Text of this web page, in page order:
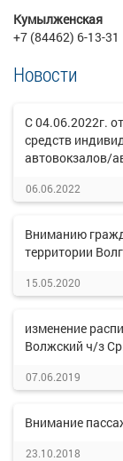
Кумылженская
+7 (84462) 6-13-31
Новости
С 04.06.2022г.
средств
автовокзалов/
06.06.2022
Вниманию
территории
15.05.2020
изменение
Волжский ч/з
07.06.2019
Внимание
23.10.2018